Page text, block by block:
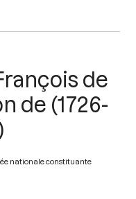
de
de (1726-
nationale constituante